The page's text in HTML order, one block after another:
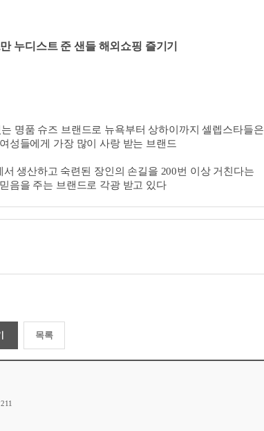
누디스트 준 샌들 해외쇼핑 즐기기
명품 슈즈 브랜드로 뉴욕부터 상하이까지 셀렙스타들은
성들에게 가장 많이 사랑 받는 브랜드
생산하고 숙련된 장인의 손길을 200번 이상 거친다는
음을 주는 브랜드로 각광 받고 있다